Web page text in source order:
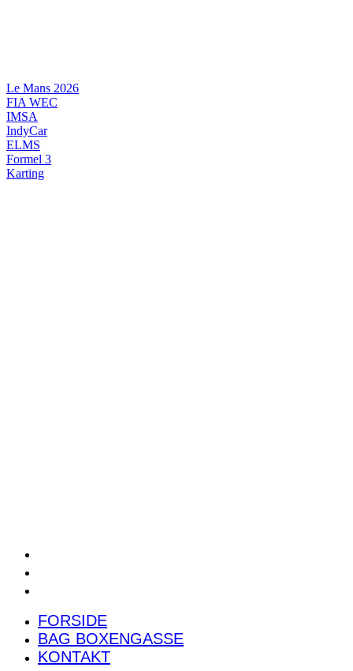
Le Mans 2026
FIA WEC
IMSA
IndyCar
ELMS
Formel 3
Karting
FORSIDE
BAG BOXENGASSE
KONTAKT